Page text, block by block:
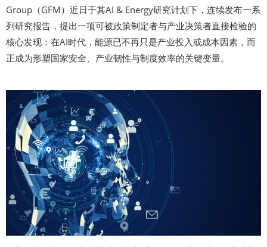
Group（GFM）近日于其AI & Energy研究计划下，连续发布一系
列研究报告，提出一项可被政策制定者与产业决策者直接检验的
核心发现：在AI时代，能源已不再只是产业投入或成本因素，而
正成为形塑国家安全、产业韧性与制度效率的关键变量。